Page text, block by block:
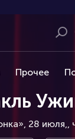
Прочее
28 июля,